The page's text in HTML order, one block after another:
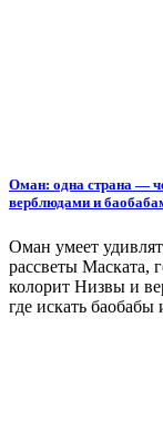
Оман: одна страна —
верблюдами и
Оман умеет
рассветы Маската,
колорит Низвы и
где искать баобабы